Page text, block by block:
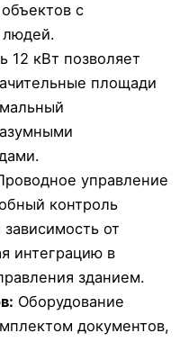
с
12 кВт позволяет
площади
управление
контроль
от
интеграцию в
зданием.
Оборудование
документов,